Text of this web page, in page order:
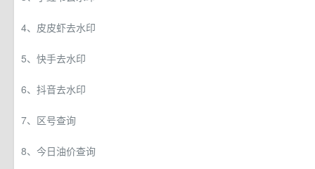
4、皮皮虾去水印
5、快手去水印
6、抖音去水印
7、区号查询
8、今日油价查询